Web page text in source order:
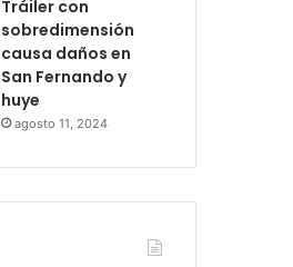
Tráiler con
sobredimensión
causa daños en
San Fernando y
huye
agosto 11, 2024